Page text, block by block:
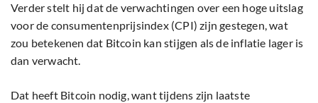
Verder stelt hij dat de verwachtingen over een hoge uitslag
voor de consumentenprijsindex (CPI) zijn gestegen, wat
zou betekenen dat Bitcoin kan stijgen als de inflatie lager is
dan verwacht.
Dat heeft Bitcoin nodig, want tijdens zijn laatste